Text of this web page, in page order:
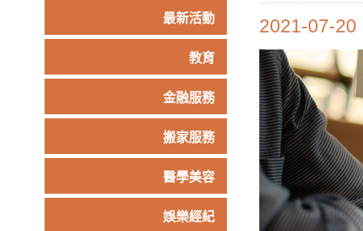
最新活動
教育
金融服務
搬家服務
醫學美容
娛樂經紀
2021-07-20